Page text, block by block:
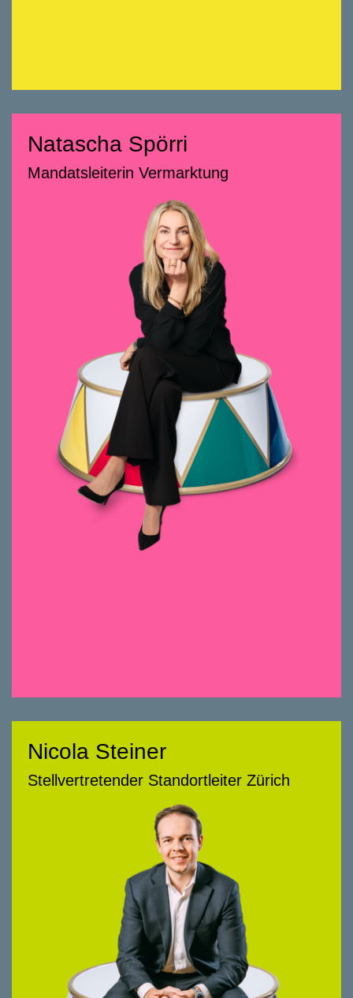
Natascha Spörri
Mandatsleiterin Vermarktung
Natascha Spörri
Mandatsleiterin Vermarktung
natascha.spoerri@smeyers.ch
Beratungsschwerpunkte
Vermietung und Verkauf, vor allem
Neubauprojekte
Vermarktungskonzepte
Materialisierung und Farbkonzepte
Seit 2025 bei smeyers. Kauffrau, mit über 20
Jahre Erfahrung in Banking. Seit 2018 im
Immobilienbereich tätig.
Authentisch und organisiert. Mit einem
kühlen Kopf, einer Brise Kreativität und einer
positiven Einstellung stets das Beste aus
Nicola Steiner
Stellvertretender Standortleiter Zürich
Stellvertretender Standortleiter Zürich
nicola.steiner@smeyers.ch
Beratungsschwerpunkte
Transaktionsbegleitung Käufer und
Akquisition Anlageobjekte Wohnen,
Gewerbe und Industrie
Verkauf Anlageobjekte Wohnen, Gewerbe
und Industrie